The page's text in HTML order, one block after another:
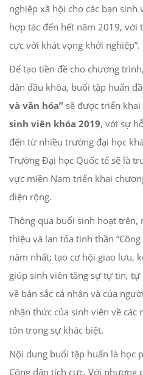
nghiệp xã hội cho các bạn
hợp tác đến hết năm 2019, với
cực với khát vọng khởi nghiệp”.
Để tạo tiền đề cho chương
dân đầu khóa, buổi tập huấn
và văn hóa” sẽ được triển khai
sinh viên khóa 2019, với sự
đến từ nhiều trường đại học
Trường Đại học Quốc tế sẽ là
vực miền Nam triển khai
diện rộng.
Thông qua buổi sinh hoạt
thiệu và lan tỏa tinh thần
năm nhất; tạo cơ hội giao lưu,
giúp sinh viên tăng sự tự tin,
về bản sắc cá nhân và của
nhận thức của sinh viên về các
tôn trọng sự khác biệt.
Nội dung buổi tập huấn là học
Công dân tích cực. Với phương